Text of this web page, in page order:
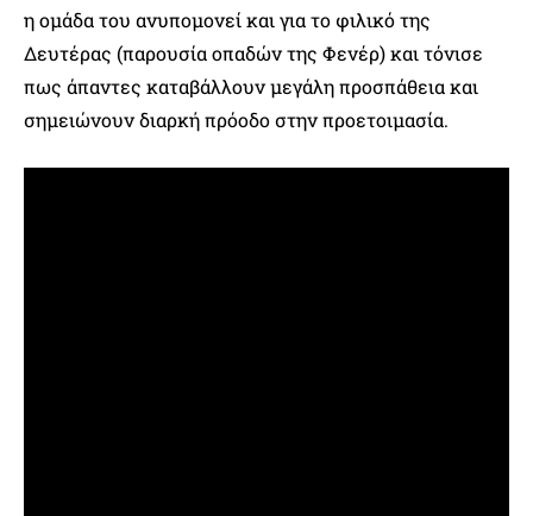
η ομάδα του ανυπομονεί και για το φιλικό της
Δευτέρας (παρουσία οπαδών της Φενέρ) και τόνισε
πως άπαντες καταβάλλουν μεγάλη προσπάθεια και
σημειώνουν διαρκή πρόοδο στην προετοιμασία.